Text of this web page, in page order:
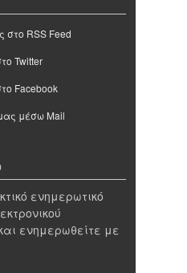
στο RSS Feed
Twitter
Facebook
μέσω Mail
ενημερωτικό
ενημερωθείτε με